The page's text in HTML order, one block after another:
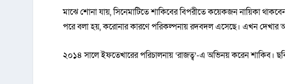
মাঝে শোনা যায়, সিনেমাটিতে শাকিবের বিপরীতে কয়েকজন নায়িকা
পরে বলা হয়, করোনার কারণে পরিকল্পনায় রদবদল এসেছে। এখন দেখার
২০১৪ সালে ইফতেখারের পরিচালনায় ‘রাজত্ব’-এ অভিনয় করেন শাকিব।